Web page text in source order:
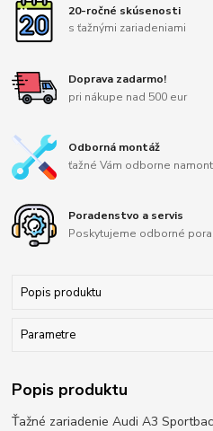
20-ročné skúsenosti
s ťažnými zariadeniami
Doprava zadarmo!
pri nákupe nad 500 eur
Odborná montáž
ťažné Vám odborne
Poradenstvo a servis
Poskytujeme odborné
Popis produktu
Parametre
Popis produktu
Ťažné zariadenie Audi A3